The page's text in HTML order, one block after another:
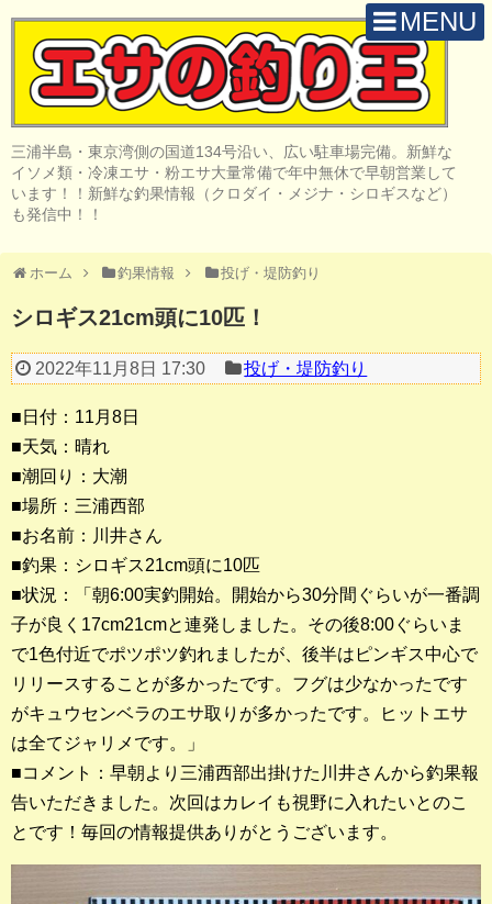
MENU
三浦半島・東京湾側の国道134号沿い、広い駐車場完備。新鮮な
イソメ類・冷凍エサ・粉エサ大量常備で年中無休で早朝営業して
います！！新鮮な釣果情報（クロダイ・メジナ・シロギスなど）
も発信中！！
ホーム 釣果情報 投げ・堤防釣り
シロギス21cm頭に10匹！
2022年11月8日 17:30 投げ・堤防釣り
■日付：11月8日
■天気：晴れ
■潮回り：大潮
■場所：三浦西部
■お名前：川井さん
■釣果：シロギス21cm頭に10匹
■状況：「朝6:00実釣開始。開始から30分間ぐらいが一番調
子が良く17cm21cmと連発しました。その後8:00ぐらいま
で1色付近でポツポツ釣れましたが、後半はピンギス中心で
リリースすることが多かったです。フグは少なかったです
がキュウセンベラのエサ取りが多かったです。ヒットエサ
は全てジャリメです。」
■コメント：早朝より三浦西部出掛けた川井さんから釣果報
告いただきました。次回はカレイも視野に入れたいとのこ
とです！毎回の情報提供ありがとうございます。
H O M E
取 扱 商 品
釣 果 情 報
陸っぱりルアー
船・ボート釣り
その他の釣り
釣果ランキング
2023年 クロダイ部門
2023年 メジナ部門
歴代釣果ランキング
クロダイ部門
メジナ部門
シロギス部門
過去の釣果ランキング